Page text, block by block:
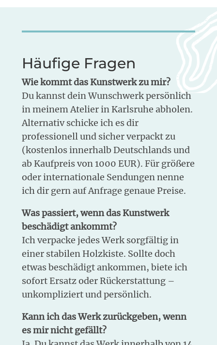
Häufige Fragen
Wie kommt das Kunstwerk zu mir?
Du kannst dein Wunschwerk persönlich
in meinem Atelier in Karlsruhe abholen.
Alternativ schicke ich es dir
professionell und sicher verpackt zu
(kostenlos innerhalb Deutschlands und
ab Kaufpreis von 1000 EUR). Für größere
oder internationale Sendungen nenne
ich dir gern auf Anfrage genaue Preise.
Was passiert, wenn das Kunstwerk
beschädigt ankommt?
Ich verpacke jedes Werk sorgfältig in
einer stabilen Holzkiste. Sollte doch
etwas beschädigt ankommen, biete ich
sofort Ersatz oder Rückerstattung –
unkompliziert und persönlich.
Kann ich das Werk zurückgeben, wenn
es mir nicht gefällt?